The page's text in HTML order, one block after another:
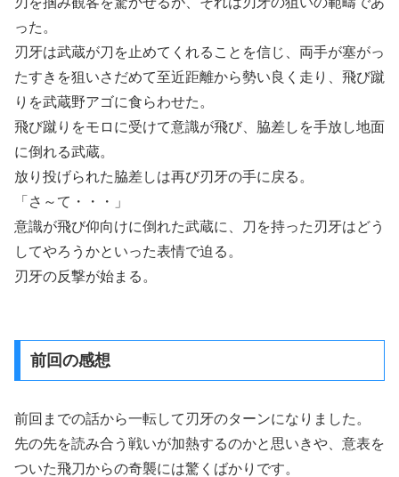
った。
刃牙は武蔵が刀を止めてくれることを信じ、両手が塞がっ
たすきを狙いさだめて至近距離から勢い良く走り、飛び蹴
りを武蔵野アゴに食らわせた。
飛び蹴りをモロに受けて意識が飛び、脇差しを手放し地面
に倒れる武蔵。
放り投げられた脇差しは再び刃牙の手に戻る。
「さ～て・・・」
意識が飛び仰向けに倒れた武蔵に、刀を持った刃牙はどう
してやろうかといった表情で迫る。
刃牙の反撃が始まる。
前回の感想
前回までの話から一転して刃牙のターンになりました。
先の先を読み合う戦いが加熱するのかと思いきや、意表を
ついた飛刀からの奇襲には驚くばかりです。